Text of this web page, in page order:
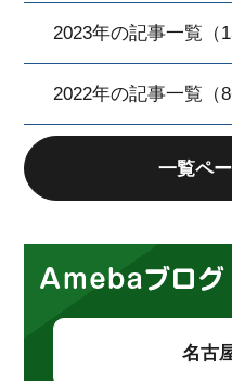
2023年の記事一覧（
2022年の記事一覧（
一覧ペ
名古